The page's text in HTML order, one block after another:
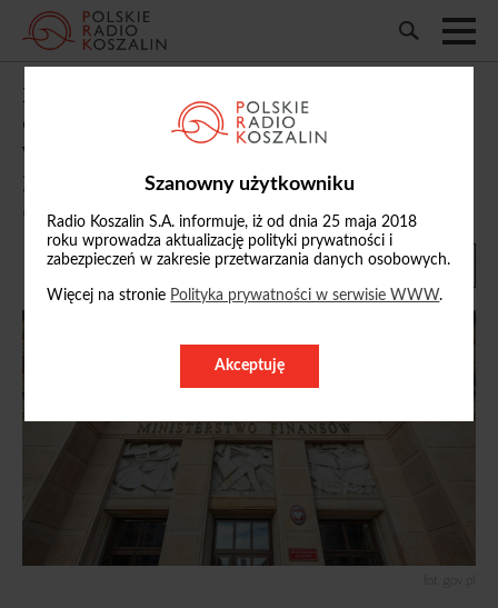
Szanowny użytkowniku
Radio Koszalin S.A. informuje, iż od dnia 25 maja 2018
roku wprowadza aktualizację polityki prywatności i
zabezpieczeń w zakresie przetwarzania danych osobowych.
Więcej na stronie Polityka prywatności w serwisie WWW.
Akceptuję
Ministerstwo Finansów: samorządy
dostaną w 2026 r. 1,4 mld zł z tytułu
wyrównania dochodów za dwa
poprzednie lata
03/10/2025, 07:15